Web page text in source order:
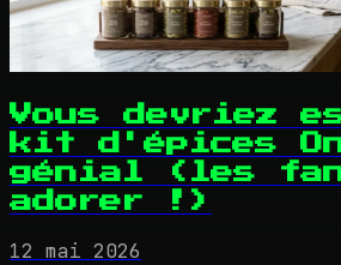
Vous devriez
kit d'épices
génial (les
adorer !)
12 mai 2026